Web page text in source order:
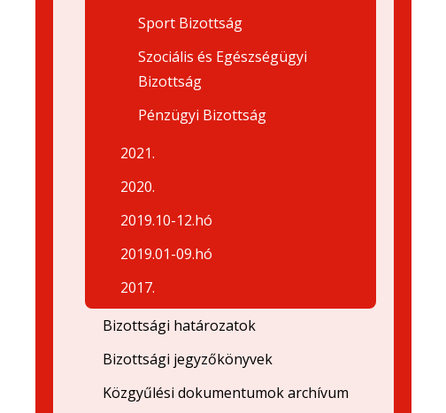
Sport Bizottság
Szociális és Egészségügyi
Bizottság
Pénzügyi Bizottság
2021.
2020.
2019.10-12.hó
2019.01-09.hó
2017.
Bizottsági határozatok
Bizottsági jegyzőkönyvek
Közgyűlési dokumentumok archívum